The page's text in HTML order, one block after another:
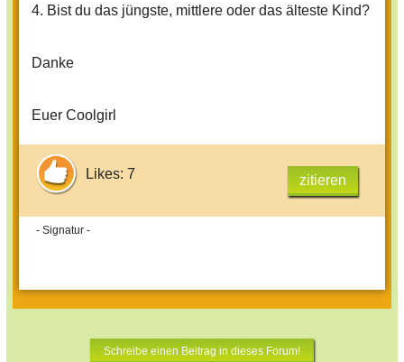
4. Bist du das jüngste, mittlere oder das älteste Kind?
Danke
Euer Coolgirl
Likes: 7 zitieren
- Signatur -
Schreibe einen Beitrag in dieses Forum!